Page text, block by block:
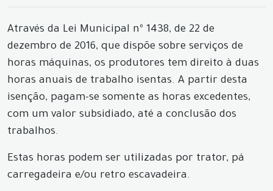
Através da Lei Municipal nº 1438, de 22 de
dezembro de 2016, que dispõe sobre serviços de
horas máquinas, os produtores tem direito à duas
horas anuais de trabalho isentas. A partir desta
isenção, pagam-se somente as horas excedentes,
com um valor subsidiado, até a conclusão dos
trabalhos.
Estas horas podem ser utilizadas por trator, pá
carregadeira e/ou retro escavadeira.